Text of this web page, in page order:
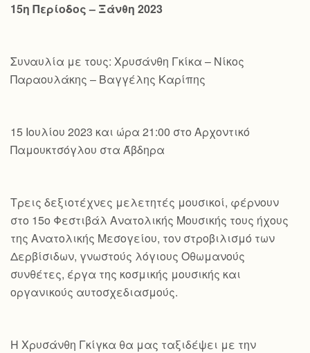
15η Περίοδος – Ξάνθη 2023
Συναυλία με τους: Χρυσάνθη Γκίκα – Νίκος
Παραουλάκης – Βαγγέλης Καρίπης
15 Ιουλίου 2023 και ώρα 21:00 στο Αρχοντικό
Παμουκτσόγλου στα Άβδηρα
Τρεις δεξιοτέχνες μελετητές μουσικοί, φέρνουν
στο 15ο Φεστιβάλ Ανατολικής Μουσικής τους ήχους
της Ανατολικής Μεσογείου, τον στροβιλισμό των
Δερβίσιδων, γνωστούς λόγιους Οθωμανούς
συνθέτες, έργα της κοσμικής μουσικής και
οργανικούς αυτοσχεδιασμούς.
Η Χρυσάνθη Γκίγκα θα μας ταξιδέψει με την